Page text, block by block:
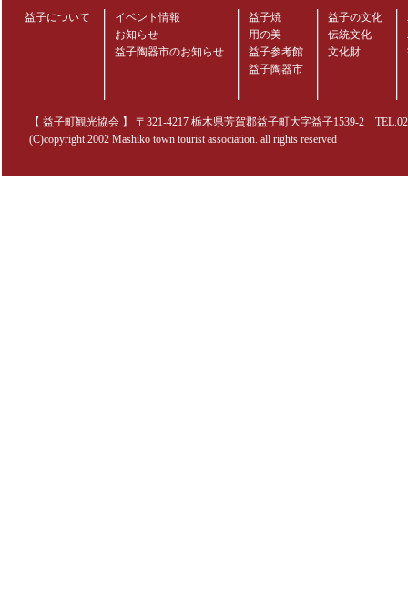
益子について
イベント情報
お知らせ
益子陶器市のお知らせ
益子焼
用の美
益子参考館
益子陶器市
益子の文化
伝統文化
文化財
【 益子町観光協会 】 〒321-4217 栃木県芳賀郡益子町大字益子1539-2
(C)copyright 2002 Mashiko town tourist association. all rights reserved